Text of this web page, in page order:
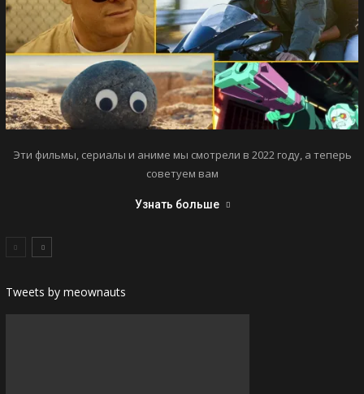
Эти фильмы, сериалы и аниме мы смотрели в 2022 году, а теперь
советуем вам
Узнать больше
Tweets by meownauts